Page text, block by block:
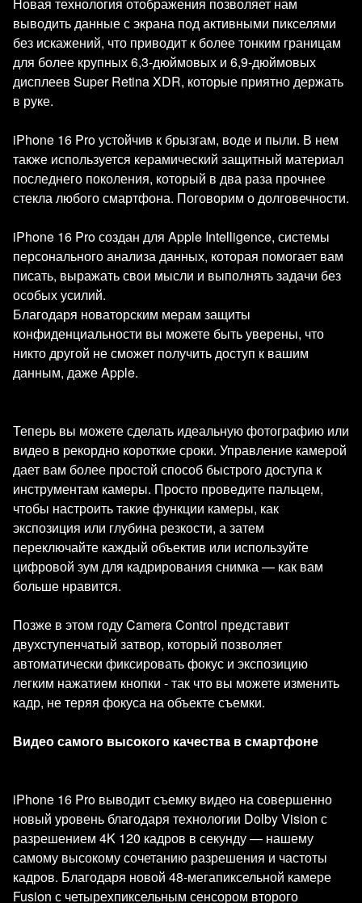
выводить данные с экрана под активными пикселями
без искажений, что приводит к более тонким границам
для более крупных 6,3-дюймовых и 6,9-дюймовых
дисплеев Super Retina XDR, которые приятно держать
в руке.
iPhone 16 Pro устойчив к брызгам, воде и пыли. В нем
также используется керамический защитный материал
последнего поколения, который в два раза прочнее
стекла любого смартфона. Поговорим о долговечности.
iPhone 16 Pro создан для Apple Intelligence, системы
персонального анализа данных, которая помогает вам
писать, выражать свои мысли и выполнять задачи без
особых усилий.
Благодаря новаторским мерам защиты
конфиденциальности вы можете быть уверены, что
никто другой не сможет получить доступ к вашим
данным, даже Apple.
Теперь вы можете сделать идеальную фотографию или
видео в рекордно короткие сроки. Управление камерой
дает вам более простой способ быстрого доступа к
инструментам камеры. Просто проведите пальцем,
чтобы настроить такие функции камеры, как
экспозиция или глубина резкости, а затем
переключайте каждый объектив или используйте
цифровой зум для кадрирования снимка — как вам
больше нравится.
Позже в этом году Camera Control представит
двухступенчатый затвор, который позволяет
автоматически фиксировать фокус и экспозицию
легким нажатием кнопки - так что вы можете изменить
кадр, не теряя фокуса на объекте съемки.
Видео самого высокого качества в смартфоне
iPhone 16 Pro выводит съемку видео на совершенно
новый уровень благодаря технологии Dolby Vision с
разрешением 4K 120 кадров в секунду — нашему
самому высокому сочетанию разрешения и частоты
кадров. Благодаря новой 48-мегапиксельной камере
Fusion с четырехпиксельным сенсором второго